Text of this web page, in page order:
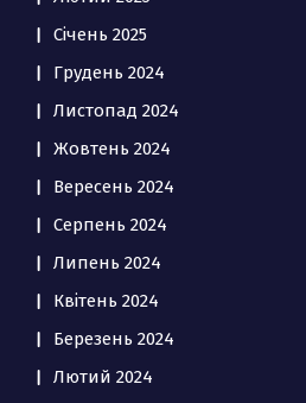
Січень 2025
Грудень 2024
Листопад 2024
Жовтень 2024
Вересень 2024
Серпень 2024
Липень 2024
Квітень 2024
Березень 2024
Лютий 2024